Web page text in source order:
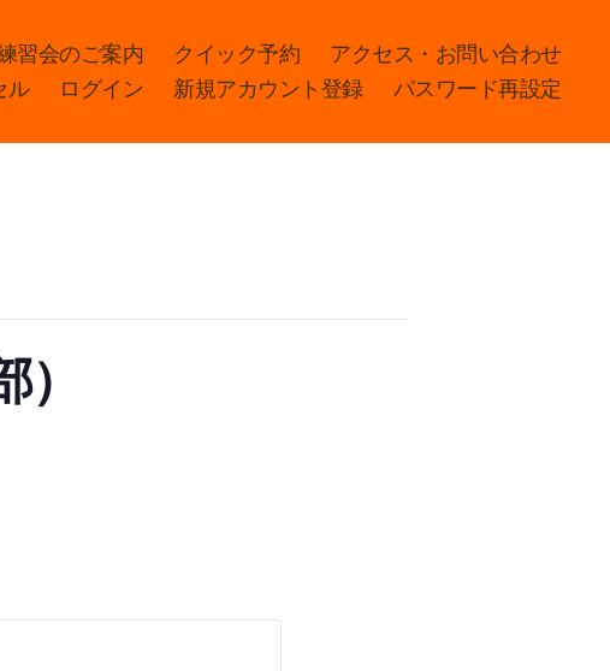
習会のご案内 クイック予約
アクセス・お問い合わせ
ル
ログイン 新規アカウント登録 パスワード再設定